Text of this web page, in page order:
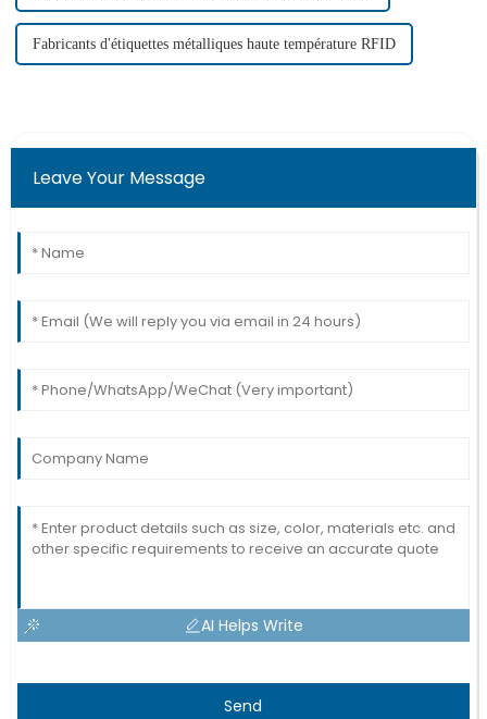
Fabricants d'étiquettes métalliques haute température RFID
Leave Your Message
AI Helps Write
Send